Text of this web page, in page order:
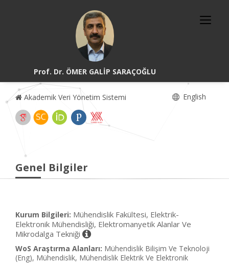
Prof. Dr. ÖMER GALİP SARAÇOĞLU
Akademik Veri Yönetim Sistemi English
Genel Bilgiler
Kurum Bilgileri: Mühendislik Fakültesi, Elektrik-
Elektronik Mühendisliği, Elektromanyetik Alanlar Ve
Mikrodalga Tekniği
WoS Araştırma Alanları: Mühendislik Bilişim Ve Teknoloji
(Eng), Mühendislik, Mühendislik Elektrik Ve Elektronik